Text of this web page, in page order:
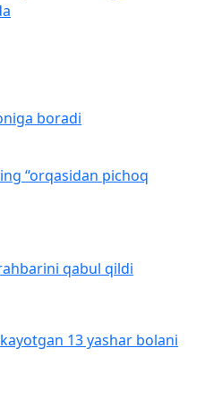
boradi
“orqasidan pichoq
qabul qildi
13 yashar bolani